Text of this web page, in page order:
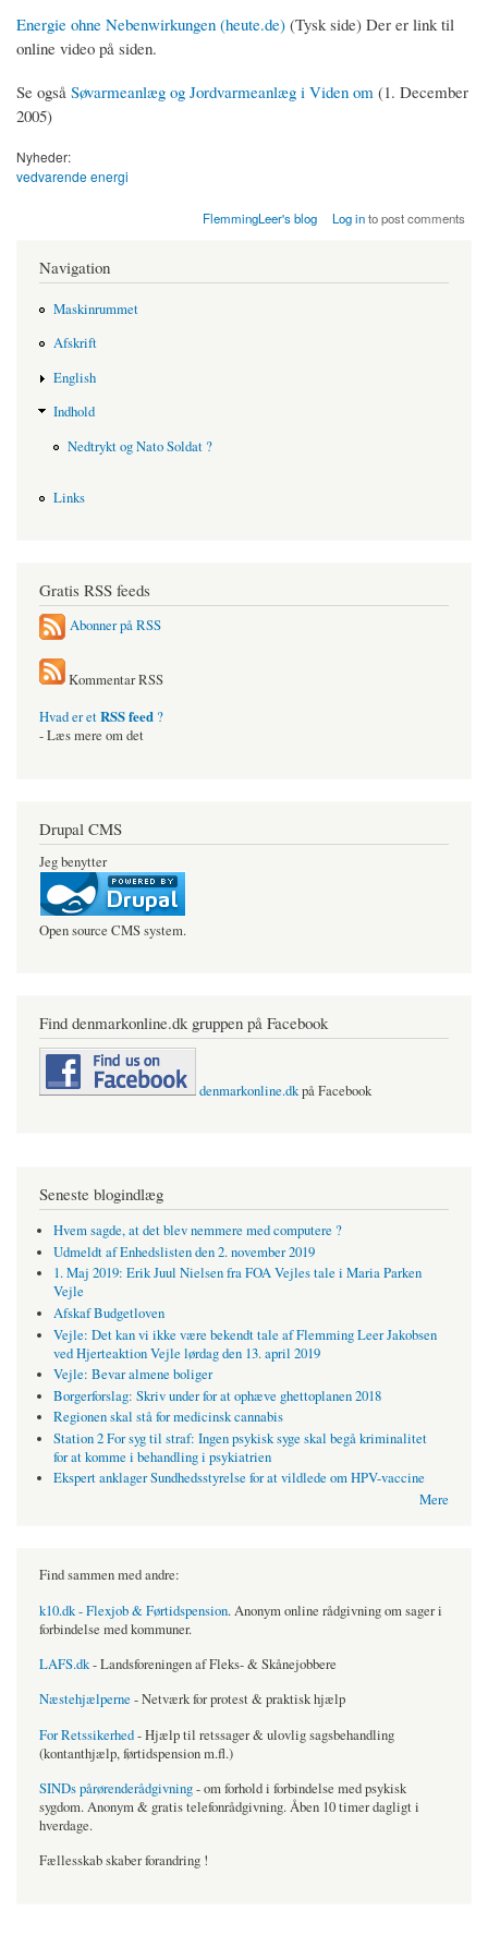
Energie ohne Nebenwirkungen (heute.de) (Tysk side) Der er link til
online video på siden.
Se også Søvarmeanlæg og Jordvarmeanlæg i Viden om (1. December
2005)
Nyheder:
vedvarende energi
FlemmingLeer's blog Log into post comments
Navigation
Maskinrummet
Afskrift
English
Indhold
Nedtrykt og Nato Soldat ?
Links
Gratis RSS feeds
Abonner på RSS
Kommentar RSS
Hvad er etRSS feed ?
- Læs mere om det
Drupal CMS
Jeg benytter
Open source CMS system.
Find denmarkonline.dk gruppen på Facebook
denmarkonline.dkpå Facebook
Seneste blogindlæg
Hvem sagde, at det blev nemmere med computere ?
Udmeldt af Enhedslisten den 2. november 2019
1. Maj 2019: Erik Juul Nielsen fra FOA Vejles tale i Maria Parken
Vejle
Afskaf Budgetloven
Vejle: Det kan vi ikke være bekendt tale af Flemming Leer Jakobsen
ved Hjerteaktion Vejle lørdag den 13. april 2019
Vejle: Bevar almene boliger
Borgerforslag: Skriv under for at ophæve ghettoplanen 2018
Regionen skal stå for medicinsk cannabis
Station 2 For syg til straf: Ingen psykisk syge skal begå kriminalitet
for at komme i behandling i psykiatrien
Ekspert anklager Sundhedsstyrelse for at vildlede om HPV-vaccine
Mere
Find sammen med andre:
k10.dk - Flexjob & Førtidspension. Anonym online rådgivning om sager i
forbindelse med kommuner.
LAFS.dk- Landsforeningen af Fleks- & Skånejobbere
Næstehjælperne - Netværk for protest & praktisk hjælp
For Retssikerhed- Hjælp til retssager & ulovlig sagsbehandling
(kontanthjælp, førtidspension m.fl.)
SINDs pårørenderådgivning- om forhold i forbindelse med psykisk
sygdom. Anonym & gratis telefonrådgivning. Åben 10 timer dagligt i
hverdage.
Fællesskab skaber forandring !